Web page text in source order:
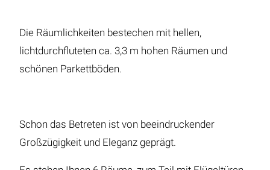
Die Räumlichkeiten bestechen mit hellen,
lichtdurchfluteten ca. 3,3 m hohen Räumen und
schönen Parkettböden.
Schon das Betreten ist von beeindruckender
Großzügigkeit und Eleganz geprägt.